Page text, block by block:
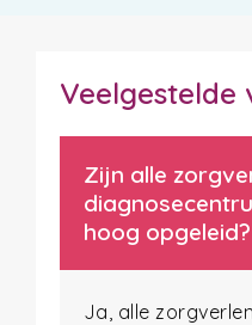
Veelgestelde
Zijn alle
hoog opgeleid?
Ja, alle